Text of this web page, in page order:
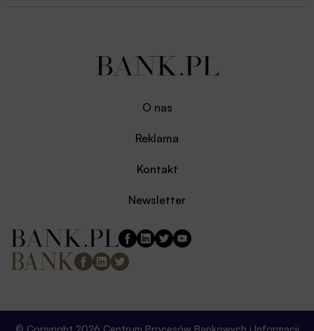
O nas
Reklama
Kontakt
Newsletter
© Copyright 2026 Centrum Procesów Bankowych i Informacji